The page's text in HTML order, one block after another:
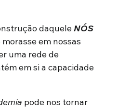
daqueleNÓS
em nossas
uma rede de
em si a capacidade
pode nos tornar